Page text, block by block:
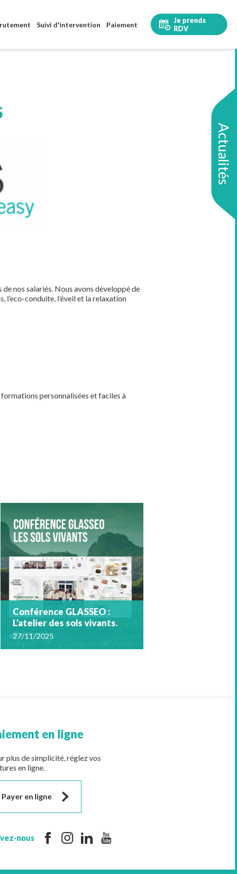
Suivi d'intervention Paiement
Je prends
RDV
Actualités
nos salariés. Nous avons développé de
l’eco-conduite, l’éveil et la relaxation
personnalisées et faciles à
Conférence GLASSEO :
L’atelier des sols vivants.
27/11/2025
en ligne
plus de simplicité, réglez vos
en ligne.
Payer en ligne
nous